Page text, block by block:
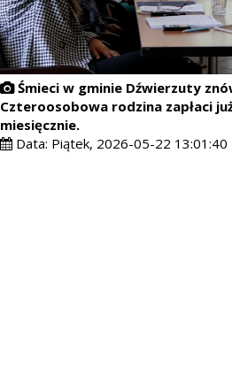
Śmieci w gminie Dźwierzuty
Czteroosobowa rodzina zapłaci
miesięcznie.
Data: Piątek, 2026-05-22 13:01:40